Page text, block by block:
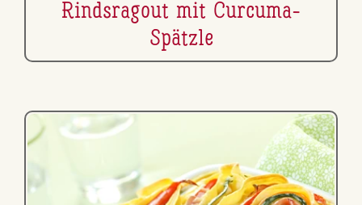
Rinds­ra­gout mit Curcuma-
Spätzle